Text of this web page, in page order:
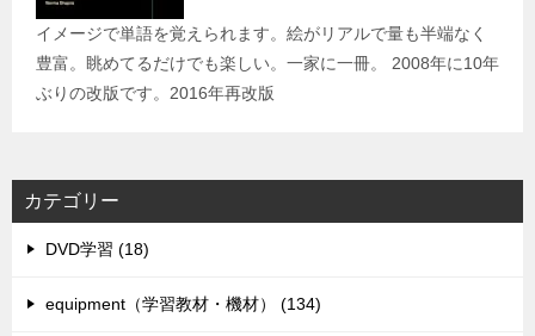
イメージで単語を覚えられます。絵がリアルで量も半端なく
豊富。眺めてるだけでも楽しい。一家に一冊。 2008年に10年
ぶりの改版です。2016年再改版
カテゴリー
DVD学習 (18)
equipment（学習教材・機材） (134)